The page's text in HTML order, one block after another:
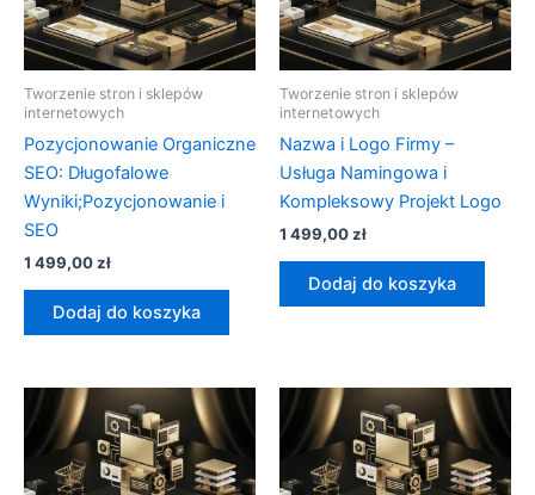
Tworzenie stron i sklepów
internetowych
Pozycjonowanie Organiczne
SEO: Długofalowe
Wyniki;Pozycjonowanie i
SEO
1 499,00zł
Dodaj do koszyka
Tworzenie stron i sklepów
internetowych
Nazwa i Logo Firmy –
Usługa Namingowa i
Kompleksowy Projekt Logo
1 499,00zł
Dodaj do koszyka